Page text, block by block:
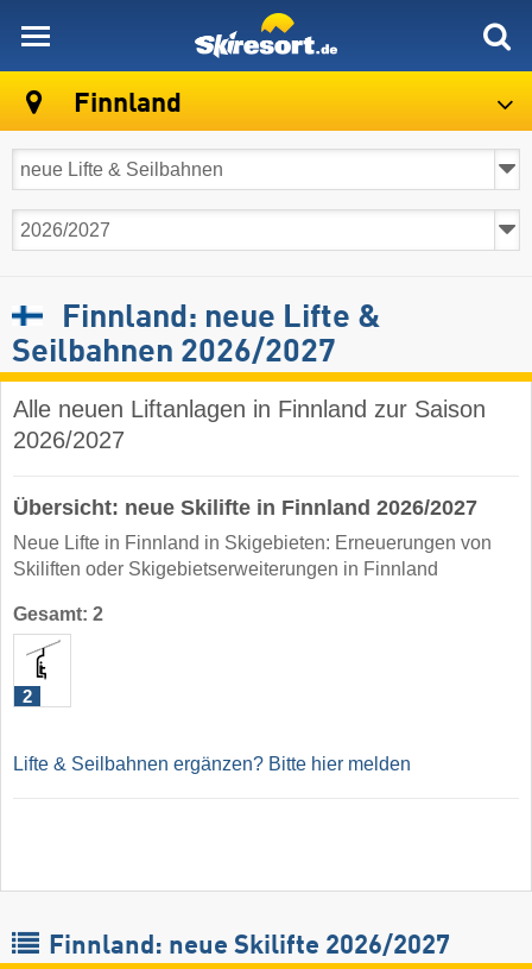
Finnland
Finnland: neue Lifte &
Seilbahnen 2026/2027
Alle neuen Liftanlagen in Finnland zur Saison
2026/2027
Übersicht: neue Skilifte in Finnland 2026/2027
Neue Lifte in Finnland in Skigebieten: Erneuerungen von
Skiliften oder Skigebietserweiterungen in Finnland
Gesamt: 2
2
Lifte & Seilbahnen ergänzen? Bitte hier melden
Finnland: neue Skilifte 2026/2027